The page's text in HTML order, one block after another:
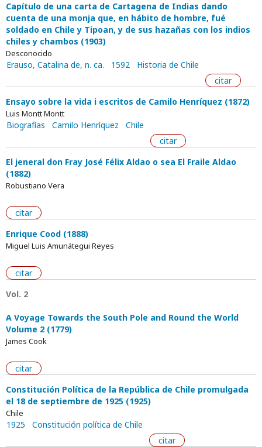
Capítulo de una carta de Cartagena de Indias dando
cuenta de una monja que, en hábito de hombre, fué
soldado en Chile y Tipoan, y de sus hazañas con los indios
chiles y chambos (1903)
Desconocido
Erauso, Catalina de, n. ca. 1592
Historia de Chile
citar
Ensayo sobre la vida i escritos de Camilo Henríquez (1872)
Luis Montt Montt
Biografías Camilo Henríquez
Chile
citar
El jeneral don Fray José Félix Aldao o sea El Fraile Aldao
(1882)
Robustiano Vera
citar
Enrique Cood (1888)
Miguel Luis Amunátegui Reyes
citar
Vol. 2
A Voyage Towards the South Pole and Round the World
Volume 2 (1779)
James Cook
citar
Constitución Política de la República de Chile promulgada
el 18 de septiembre de 1925 (1925)
Chile
1925
Constitución política de Chile
citar